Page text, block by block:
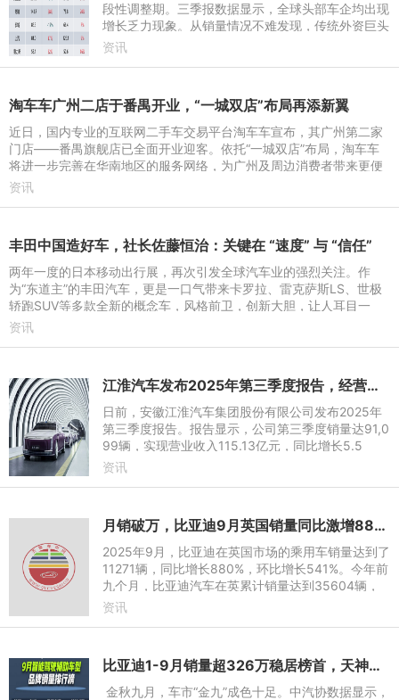
段性调整期。三季报数据显示，全球头部车企均出现
增长乏力现象。从销量情况不难发现，传统外资巨头
此前长期保持的销量平稳增长优势正逐渐减弱，部分
资讯
淘车车广州二店于番禺开业，“一城双店”布局再添新翼
近日，国内专业的互联网二手车交易平台淘车车宣布，其广州第二家
门店——番禺旗舰店已全面开业迎客。依托“一城双店”布局，淘车车
将进一步完善在华南地区的服务网络，为广州及周边消费者带来更便
捷、高效的一站式“
资讯
丰田中国造好车，社长佐藤恒治：关键在 “速度” 与 “信任”
两年一度的日本移动出行展，再次引发全球汽车业的强烈关注。作
为“东道主”的丰田汽车，更是一口气带来卡罗拉、雷克萨斯LS、世极
轿跑SUV等多款全新的概念车，风格前卫，创新大胆，让人耳目一
新。
资讯
江淮汽车发布2025年第三季度报告，经营业绩向好
日前，安徽江淮汽车集团股份有限公司发布2025年
第三季度报告。报告显示，公司第三季度销量达91,0
99辆，实现营业收入115.13亿元，同比增长5.5
4%，环比大幅增长20.44%。今年前三季度，公司研
资讯
月销破万，比亚迪9月英国销量同比激增880%
2025年9月，比亚迪在英国市场的乘用车销量达到了
11271辆，同比增长880%，环比增长541%。今年前
九个月，比亚迪汽车在英累计销量达到35604辆，
同比增长576.9%，全市场销量超越了特斯拉、Mini
资讯
比亚迪1-9月销量超326万稳居榜首，天神之眼车型累计超170万辆
金秋九月，车市“金九”成色十足。中汽协数据显示，